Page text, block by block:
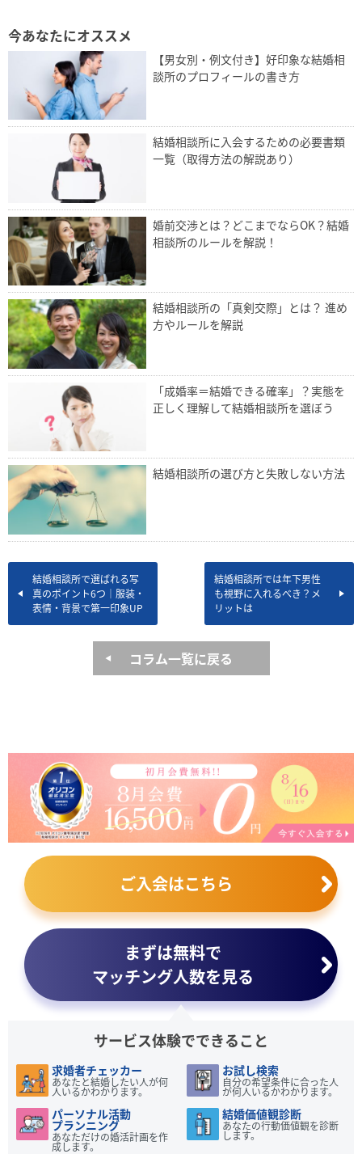
今あなたにオススメ
【男女別・例文付き】好印象な結婚相
談所のプロフィールの書き方
結婚相談所に入会するための必要書類
一覧（取得方法の解説あり）
婚前交渉とは？どこまでならOK？結婚
相談所のルールを解説！
結婚相談所の「真剣交際」とは？ 進め
方やルールを解説
「成婚率＝結婚できる確率」？実態を
正しく理解して結婚相談所を選ぼう
結婚相談所の選び方と失敗しない方法
結婚相談所で選ばれる写
真のポイント6つ｜服装・
表情・背景で第一印象UP
結婚相談所では年下男性
も視野に入れるべき？メ
リットは
コラム一覧に戻る
まずは無料で
マッチング人数を見る
ご入会はこちら
サービス体験でできること
求婚者チェッカー
あなたと結婚したい人が何
人いるかわかります。
お試し検索
自分の希望条件に合った人
が何人いるかわかります。
パーソナル活動
プランニング
あなただけの婚活計画を作
成します。
結婚価値観診断
あなたの行動価値観を診断
します。